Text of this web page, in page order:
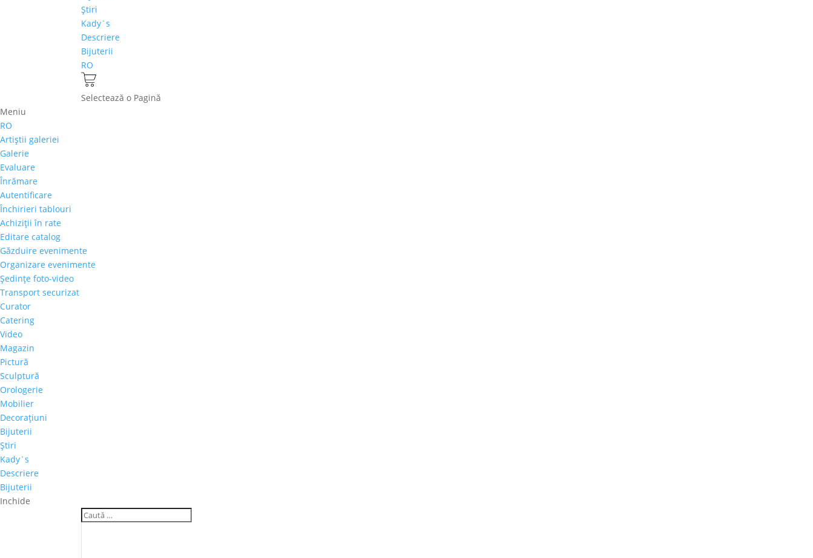
Ştiri
Kady`s
Descriere
Bijuterii
RO
Selectează o Pagină
Meniu
RO
Artiştii galeriei
Galerie
Evaluare
Înrămare
Autentificare
Închirieri tablouri
Achiziţii în rate
Editare catalog
Găzduire evenimente
Organizare evenimente
Şedinţe foto-video
Transport securizat
Curator
Catering
Video
Magazin
Pictură
Sculptură
Orologerie
Mobilier
Decoraţiuni
Bijuterii
Ştiri
Kady`s
Descriere
Bijuterii
Inchide